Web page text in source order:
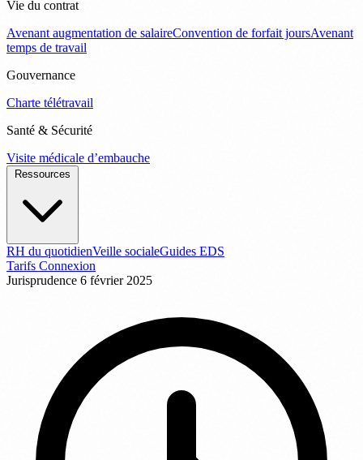
Vie du contrat
Avenant augmentation de salaireConvention de forfait joursAvenant
temps de travail
Gouvernance
Charte télétravail
Santé & Sécurité
Visite médicale d’embauche
RH du quotidienVeille socialeGuides EDS
Tarifs Connexion
Jurisprudence 6 février 2025